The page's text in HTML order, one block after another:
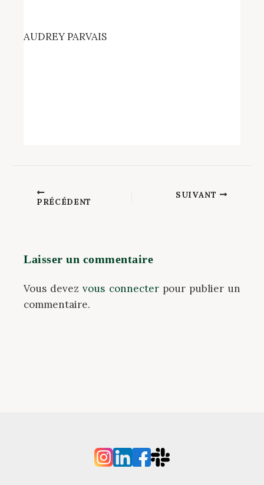
AUDREY PARVAIS
PRÉCÉDENT
SUIVANT
Laisser un commentaire
Vous devezvous connecterpour publier un
commentaire.